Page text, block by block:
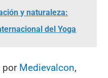
y naturaleza:
del Yoga
por Medievalcon,